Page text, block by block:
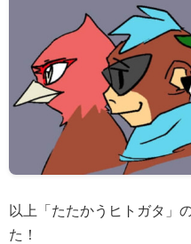
以上「たたかうヒトガタ」
た！